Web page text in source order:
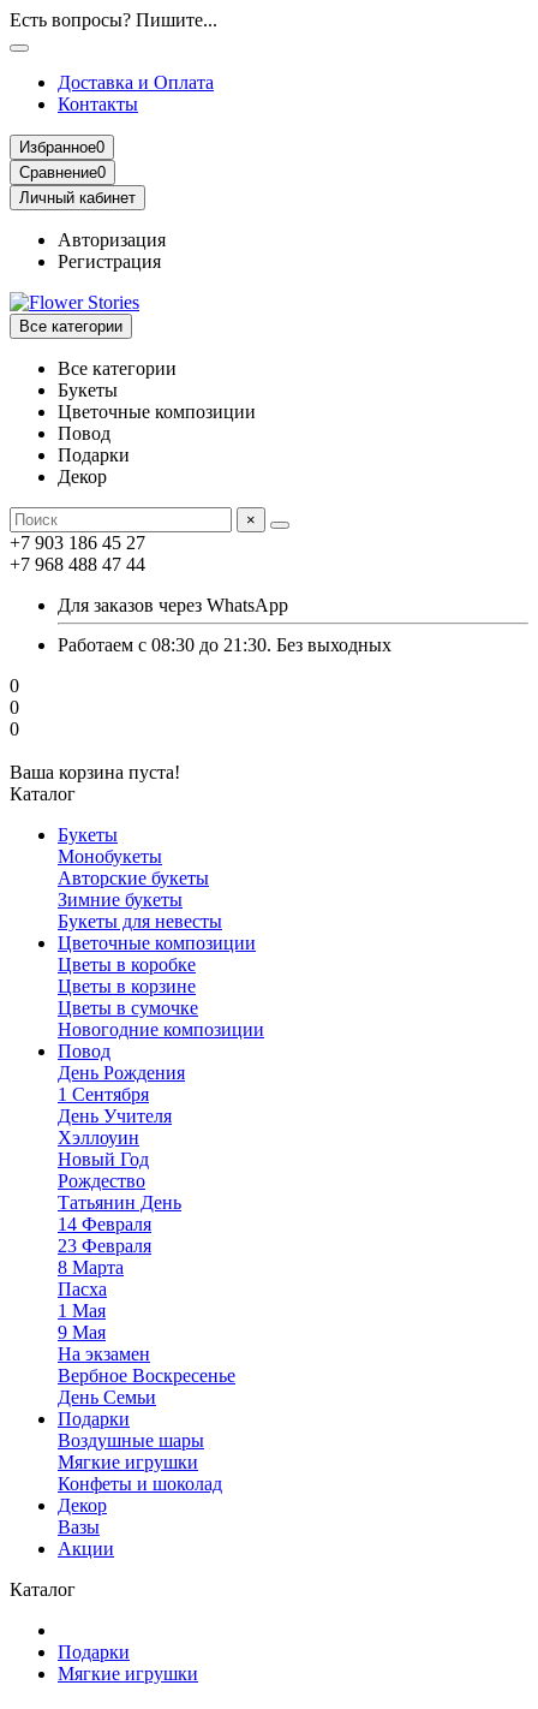
Есть вопросы? Пишите...
Доставка и Оплата
Контакты
Избранное0
Сравнение0
Личный кабинет
Авторизация
Регистрация
Все категории
Все категории
Букеты
Цветочные композиции
Повод
Подарки
Декор
×
+7 903 186 45 27
+7 968 488 47 44
Для заказов через WhatsApp
Работаем с 08:30 до 21:30. Без выходных
0
0
0
Ваша корзина пуста!
Каталог
Букеты
Монобукеты
Авторские букеты
Зимние букеты
Букеты для невесты
Цветочные композиции
Цветы в коробке
Цветы в корзине
Цветы в сумочке
Новогодние композиции
Повод
День Рождения
1 Сентября
День Учителя
Хэллоуин
Новый Год
Рождество
Татьянин День
14 Февраля
23 Февраля
8 Марта
Пасха
1 Мая
9 Мая
На экзамен
Вербное Воскресенье
День Семьи
Подарки
Воздушные шары
Мягкие игрушки
Конфеты и шоколад
Декор
Вазы
Акции
Каталог
Подарки
Мягкие игрушки